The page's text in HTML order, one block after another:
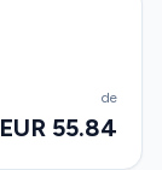
de
EUR 55.84